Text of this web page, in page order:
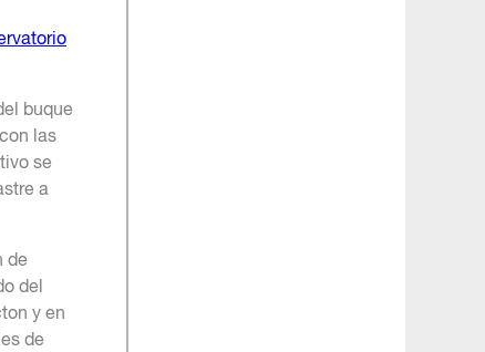
buque
las
se
a
de
del
y en
de